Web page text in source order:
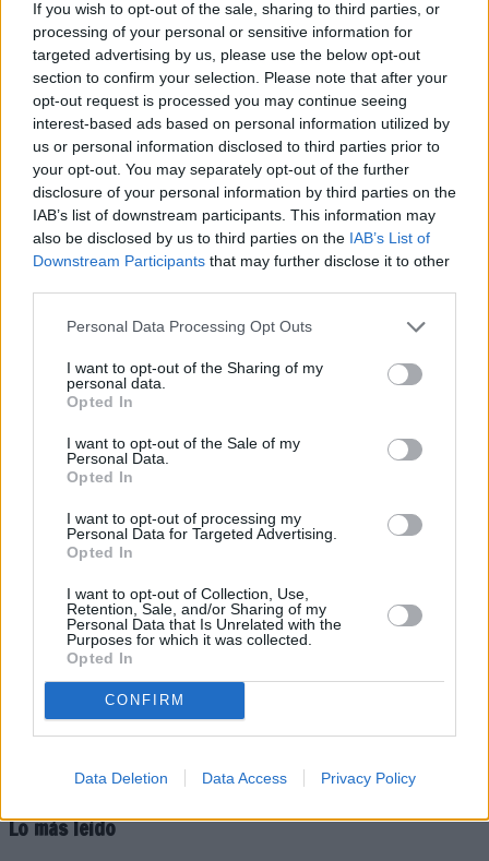
If you wish to opt-out of the sale, sharing to third parties, or
processing of your personal or sensitive information for
targeted advertising by us, please use the below opt-out
section to confirm your selection. Please note that after your
opt-out request is processed you may continue seeing
interest-based ads based on personal information utilized by
us or personal information disclosed to third parties prior to
your opt-out. You may separately opt-out of the further
disclosure of your personal information by third parties on the
IAB’s list of downstream participants. This information may
also be disclosed by us to third parties on the IAB’s List of
Downstream Participants that may further disclose it to other
Personal Data Processing Opt Outs
I want to opt-out of the Sharing of my
personal data.
Opted In
I want to opt-out of the Sale of my
Personal Data.
Opted In
I want to opt-out of processing my
Personal Data for Targeted Advertising.
Opted In
I want to opt-out of Collection, Use,
Retention, Sale, and/or Sharing of my
Personal Data that Is Unrelated with the
Purposes for which it was collected.
Opted In
CONFIRM
Data Deletion Data Access Privacy Policy
frente de ambas instituciones.
Escribir un comentario
Nombre
(requerido)
Refescar
JComments
PUBLICIDAD
Lo más leído